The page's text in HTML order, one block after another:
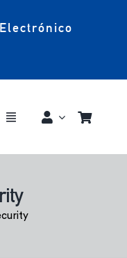
Toggle